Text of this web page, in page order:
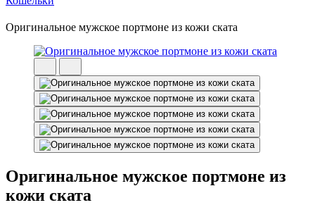
Оригинальное мужское портмоне из кожи ската
Оригинальное мужское портмоне из
кожи ската